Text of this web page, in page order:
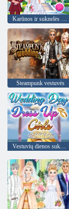
Karūnos ir suknelės princesės vestuvės
Steampunk vestuvės
Vestuvių dienos suknelės mergaitėms